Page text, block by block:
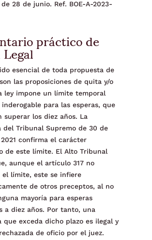
28 de junio. Ref. BOE-A-2023-
práctico de
esencial de toda propuesta de
las proposiciones de quita y/o
ley impone un límite temporal
para las esperas, que
superar los diez años. La
del Tribunal Supremo de 30 de
confirma el carácter
de este límite. El Alto Tribunal
aunque el artículo 317 no
el límite, este se infiere
de otros preceptos, al no
mayoría para esperas
a diez años. Por tanto, una
que exceda dicho plazo es ilegal y
de oficio por el juez.